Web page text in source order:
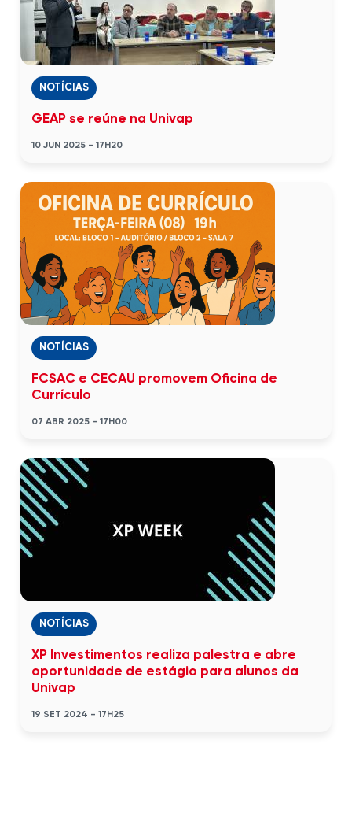
NOTÍCIAS
GEAP se reúne na Univap
10 JUN 2025 - 17H20
NOTÍCIAS
FCSAC e CECAU promovem Oficina de
Currículo
07 ABR 2025 - 17H00
NOTÍCIAS
XP Investimentos realiza palestra e abre
oportunidade de estágio para alunos da
Univap
19 SET 2024 - 17H25